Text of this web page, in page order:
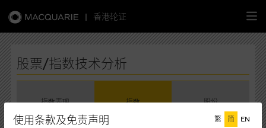
| 香港轮证
主页
股票/指数技术分析
指数表现 指数 股份
使用条款及免责声明 繁 简 EN